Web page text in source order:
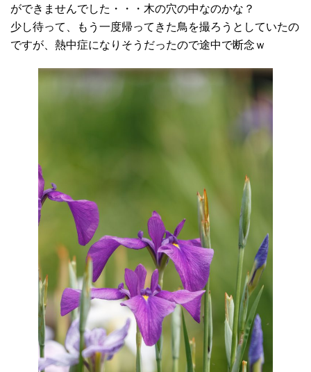
ができませんでした・・・木の穴の中なのかな？
少し待って、もう一度帰ってきた鳥を撮ろうとしていたの
ですが、熱中症になりそうだったので途中で断念ｗ